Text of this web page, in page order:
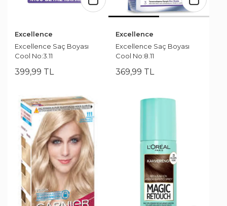
Excellence
Excellence Saç Boyası
Cool No:3.11
399,99 TL
Excellence
Excellence Saç Boyası
Cool No:8.11
369,99 TL